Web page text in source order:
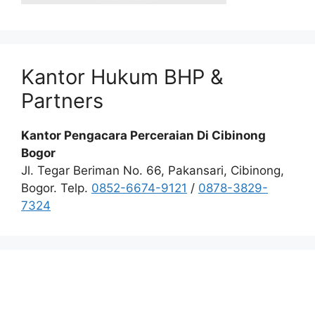
Kantor Hukum BHP &
Partners
Kantor Pengacara Perceraian Di Cibinong
Bogor
Jl. Tegar Beriman No. 66, Pakansari, Cibinong,
Bogor. Telp. 0852-6674-9121 / 0878-3829-
7324